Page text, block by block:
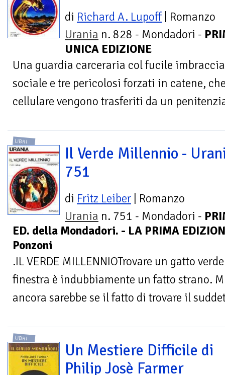
di Richard A. Lupoff| Romanzo
Urania n. 828 - Mondadori -
UNICA EDIZIONE
Una guardia carceraria col fucile
sociale e tre pericolosi forzati in catene,
cellulare vengono trasferiti da un
LIBRI
Il Verde Millennio -
751
di Fritz Leiber | Romanzo
Urania n. 751 - Mondadori -
ED. della Mondadori. - LA PRIMA
Ponzoni
.IL VERDE MILLENNIOTrovare un gatto
finestra è indubbiamente un fatto strano.
ancora sarebbe se il fatto di trovare il
LIBRI
Un Mestiere Difficile di
Philip Josè Farmer